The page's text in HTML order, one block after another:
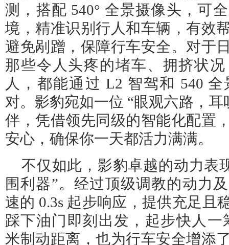
测，搭配 540° 全景摄像头，可
境，精准识别行人和车辆，有效
避免剐蹭，保障行车安全。对于
那些令人头疼的堵车、拥挤状
人，都能通过 L2 智驾和 540
对。影豹宛如一位 “眼观六路，
伴，凭借领先同级的智能化配置
安心，确保你一天都活力满满。
不仅如此，影豹卓越的动力表
围利器”。经过顶级调教的动力
速的 0.3s 起步响应，提供充足且
踩下油门即刻出发，起步快人一
米制动距离，也为行车安全增添